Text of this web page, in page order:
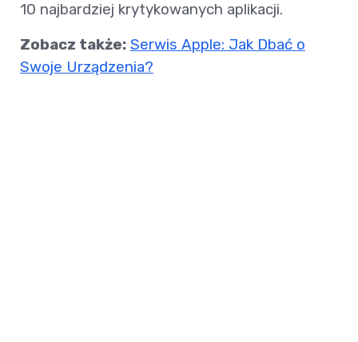
10 najbardziej krytykowanych aplikacji.
Zobacz także: Serwis Apple: Jak Dbać o
Swoje Urządzenia?